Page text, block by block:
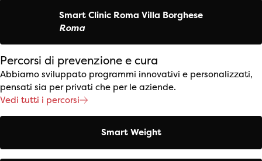
Smart Clinic Roma Villa Borghese
Roma
Percorsi di prevenzione e cura
Abbiamo sviluppato programmi innovativi e personalizzati,
pensati sia per privati che per le aziende.
Vedi tutti i percorsi
Smart Weight